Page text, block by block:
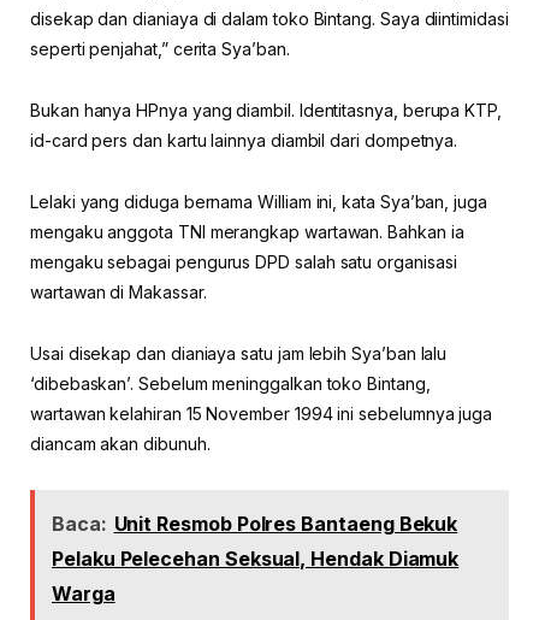
disekap dan dianiaya di dalam toko Bintang. Saya diintimidasi
seperti penjahat,” cerita Sya’ban.
Bukan hanya HPnya yang diambil. Identitasnya, berupa KTP,
id-card pers dan kartu lainnya diambil dari dompetnya.
Lelaki yang diduga bernama William ini, kata Sya’ban, juga
mengaku anggota TNI merangkap wartawan. Bahkan ia
mengaku sebagai pengurus DPD salah satu organisasi
wartawan di Makassar.
Usai disekap dan dianiaya satu jam lebih Sya’ban lalu
‘dibebaskan’. Sebelum meninggalkan toko Bintang,
wartawan kelahiran 15 November 1994 ini sebelumnya juga
diancam akan dibunuh.
Baca: Unit Resmob Polres Bantaeng Bekuk
Pelaku Pelecehan Seksual, Hendak Diamuk
Warga